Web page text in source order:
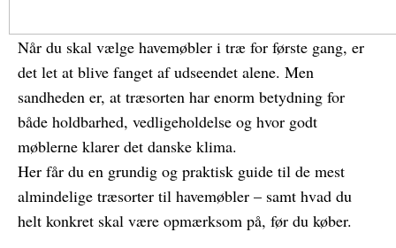
Når du skal vælge havemøbler i træ for første gang, er
det let at blive fanget af udseendet alene. Men
sandheden er, at træsorten har enorm betydning for
både holdbarhed, vedligeholdelse og hvor godt
møblerne klarer det danske klima.
Her får du en grundig og praktisk guide til de mest
almindelige træsorter til havemøbler – samt hvad du
helt konkret skal være opmærksom på, før du køber.